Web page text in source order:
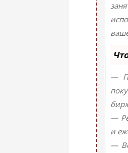
—
—
и
—